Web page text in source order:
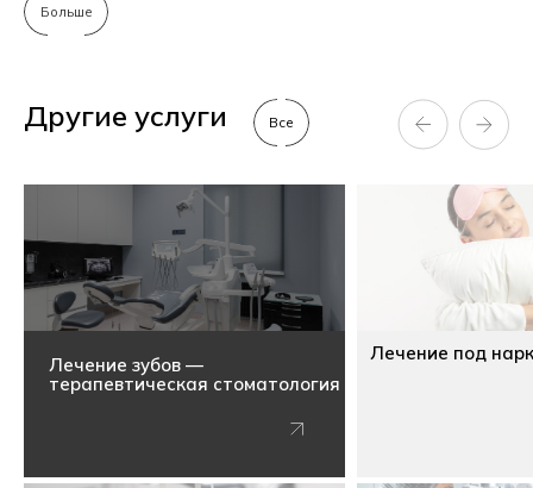
Больше
Другие услуги Все
Лечение зубов —
терапевтическая стоматология
Лечение под